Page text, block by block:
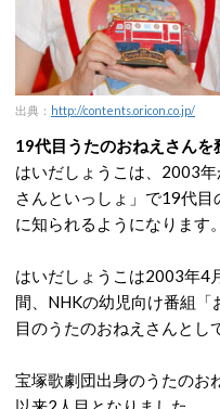
出典： http://contents.oricon.co.jp/
19代目うたのおねえさんを
はいだしょうこは、2003
さんといっしょ」で19代
に知られるようになります。
はいだしょうこは2003年4
間、NHKの幼児向け番組
目のうたのおねえさんとし
宝塚歌劇団出身のうたのお